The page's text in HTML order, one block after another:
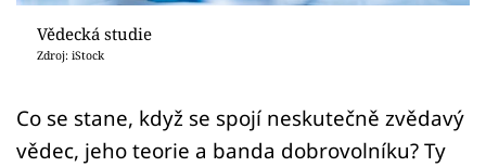
Přihlášení
Sledujte nás
Vědecká studie
Zdroj: iStock
Co se stane, když se spojí neskutečně zvědavý
vědec, jeho teorie a banda dobrovolníku? Ty